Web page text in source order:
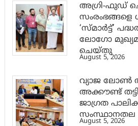
അഗ്രി-ഫുഡ്
സംരംഭങ്ങളെ
‘സ്മാര്‍ട്ട്’
ലോഗോ
ചെയ്തു
August 5, 2026
വ്യാജ ലോൺ
അക്കൗണ്ട്
ജാ​ഗ്രത
സംസ്ഥാനതല
August 5, 2026